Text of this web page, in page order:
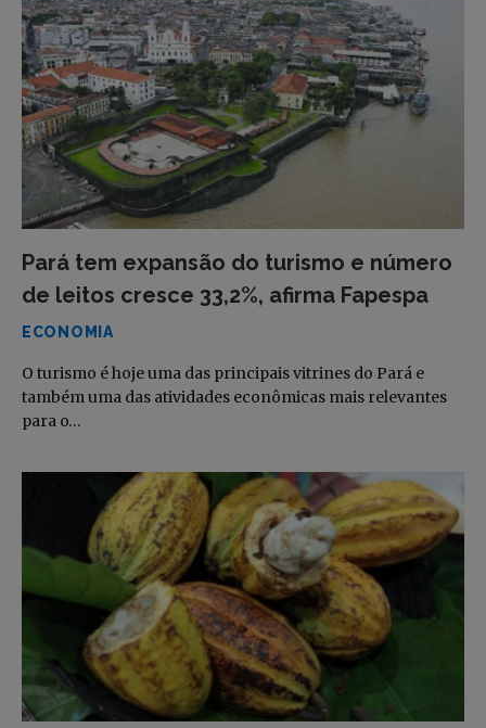
Pará tem expansão do turismo e número
de leitos cresce 33,2%, afirma Fapespa
ECONOMIA
O turismo é hoje uma das principais vitrines do Pará e
também uma das atividades econômicas mais relevantes
para o…